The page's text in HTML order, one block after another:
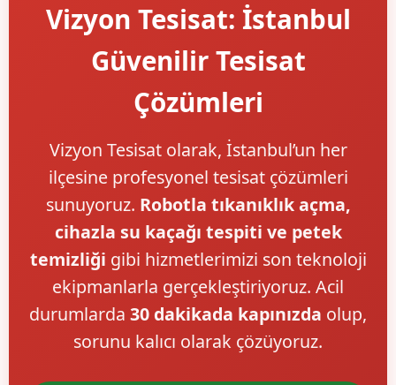
Vizyon Tesisat: İstanbul
Güvenilir Tesisat
Çözümleri
Vizyon Tesisat olarak, İstanbul’un her
ilçesine profesyonel tesisat çözümleri
sunuyoruz. Robotla tıkanıklık açma,
cihazla su kaçağı tespiti ve petek
temizliği gibi hizmetlerimizi son teknoloji
ekipmanlarla gerçekleştiriyoruz. Acil
durumlarda 30 dakikada kapınızda olup,
sorunu kalıcı olarak çözüyoruz.